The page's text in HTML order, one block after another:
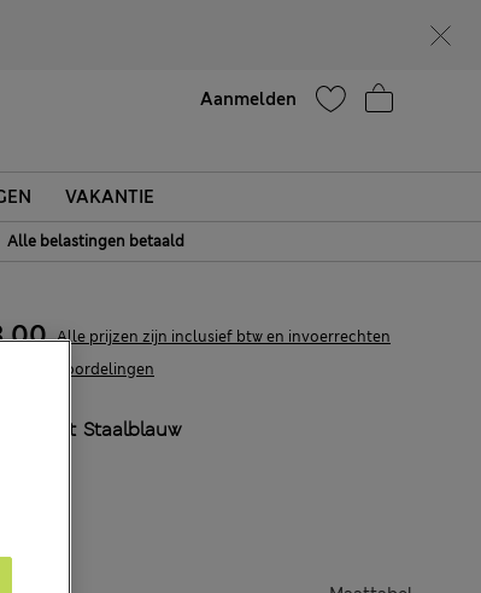
Aanmelden
VAKANTIE
Alle belastingen betaald
5 Beoordelingen
Alle prijzen zijn inclusief btw en invoerrechten
Licht Staalblauw